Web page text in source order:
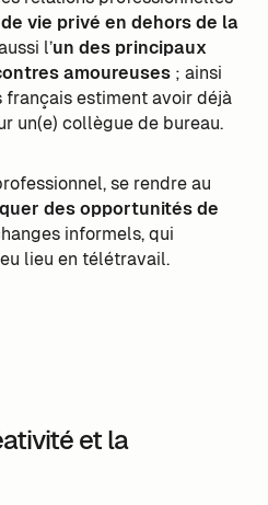
vie privé en dehors de la
l’un des principaux
amoureuses; ainsi
français estiment avoir déjà
un(e) collègue de bureau.
se rendre au
des opportunités de
informels, qui
lieu en télétravail.
et la